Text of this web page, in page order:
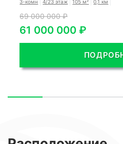
3-комн 4/23 этаж 105 м² 0,1 км
69 000 000 ₽
61 000 000 ₽